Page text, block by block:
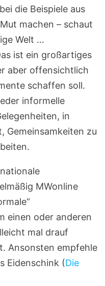
die Beispiele aus
machen – schaut
Welt …
ist ein großartiges
aber offensichtlich
schaffen soll.
informelle
in
Gemeinsamkeiten zu
MWonline
einen oder anderen
mal drauf
Ansonsten empfehle
Eidenschink (Die